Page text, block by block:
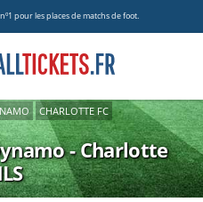
pour les places de matchs de foot.
CHARLOTTE FC
- Charlotte